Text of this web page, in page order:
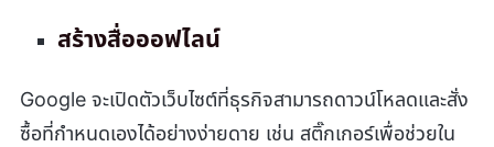
สร้างสื่อออฟไลน์
Google จะเปิดตัวเว็บไซต์ที่ธุรกิจสามารถดาวน์โหลดและสั่ง
ซื้อที่กำหนดเองได้อย่างง่ายดาย เช่น สติ๊กเกอร์เพื่อช่วยใน